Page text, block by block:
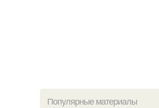
Популярные материалы